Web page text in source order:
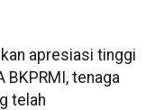
apresiasi tinggi
BKPRMI, tenaga
telah